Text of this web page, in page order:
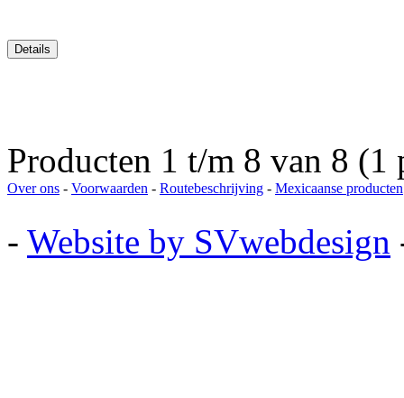
Producten 1 t/m 8 van 8 (1
Over ons - Voorwaarden - Routebeschrijving - Mexicaanse producten
- Website by SVwebdesign